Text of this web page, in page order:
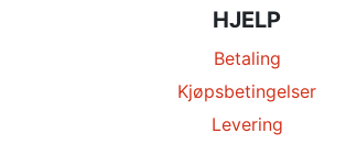
HJELP
Betaling
Kjøpsbetingelser
Levering